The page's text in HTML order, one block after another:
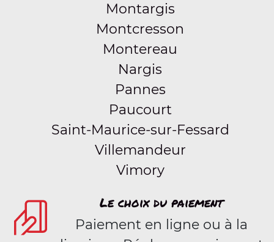
Montargis
Montcresson
Montereau
Nargis
Pannes
Paucourt
Saint-Maurice-sur-Fessard
Villemandeur
Vimory
Le choix du paiement
Paiement en ligne ou à la